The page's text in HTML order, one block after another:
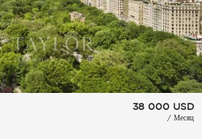
38 000 USD
/ Месяц